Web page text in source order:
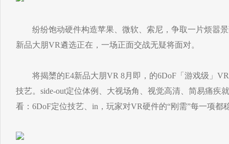
纷纷饱动硬件构造苹果、微软、索尼，争取一片烦嚣景
新品大朋VR遴选正在，一场正面交战无疑将面对。
将揭橥的E4新品大朋VR 8月即，的6DoF「游戏级」
技艺。side-out定位体例、大视场角、视觉高清、简易痛疾
看：6DoF定位技艺、in，玩家对VR硬件的“刚需”每一项都